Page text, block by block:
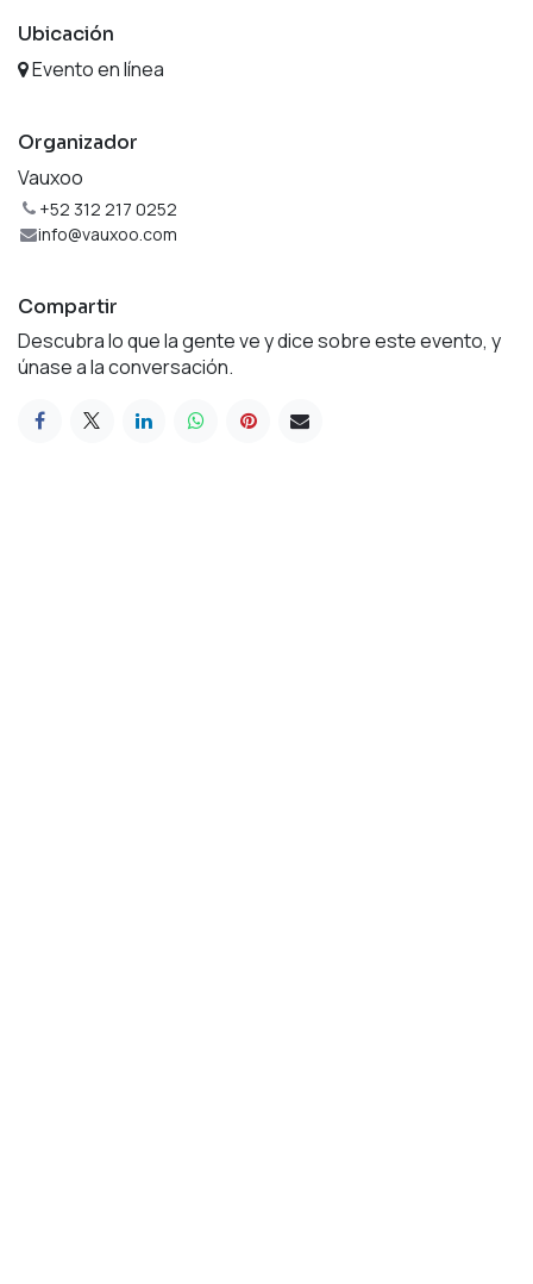
Ubicación
Evento en línea
Organizador
Vauxoo
+52 312 217 0252
info@vauxoo.com
Compartir
Descubra lo que la gente ve y dice sobre este evento, y
únase a la conversación.